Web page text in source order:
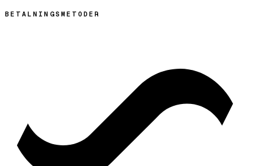
BETALNINGSMETODER